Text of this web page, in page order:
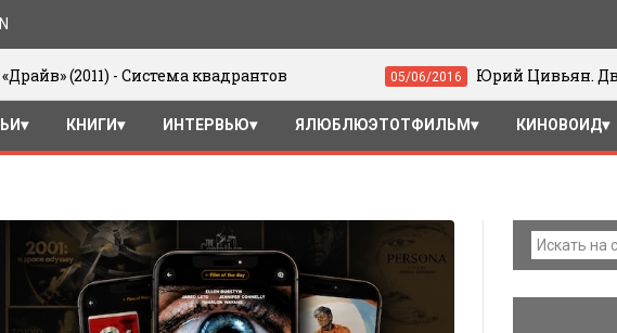
- Система квадрантов 05/06/2016 Юрий Цивьян. Движение и
КНИГИ ИНТЕРВЬЮ ЯЛЮБЛЮЭТОТФИЛЬМ КИНОВОИД